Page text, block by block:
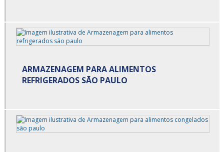
Armazenamento cross docking
Carga cross docking
Carga de alimentos
Carga fracionada e dedicada
ARMAZENAGEM PARA ALIMENTOS
REFRIGERADOS SÃO PAULO